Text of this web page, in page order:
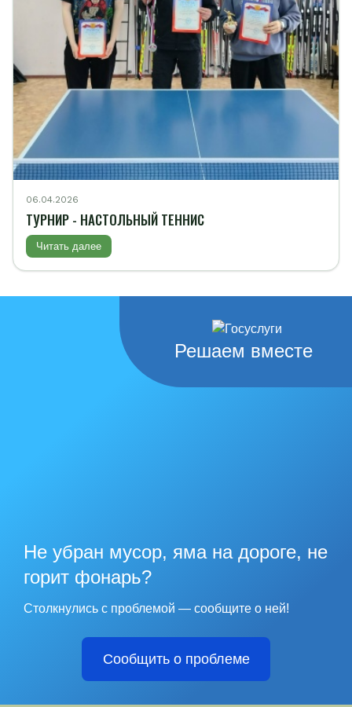
06.04.2026
ТУРНИР - НАСТОЛЬНЫЙ ТЕННИС
Читать далее
Решаем вместе
Не убран мусор, яма на дороге, не
горит фонарь?
Столкнулись с проблемой — сообщите о ней!
Сообщить о проблеме